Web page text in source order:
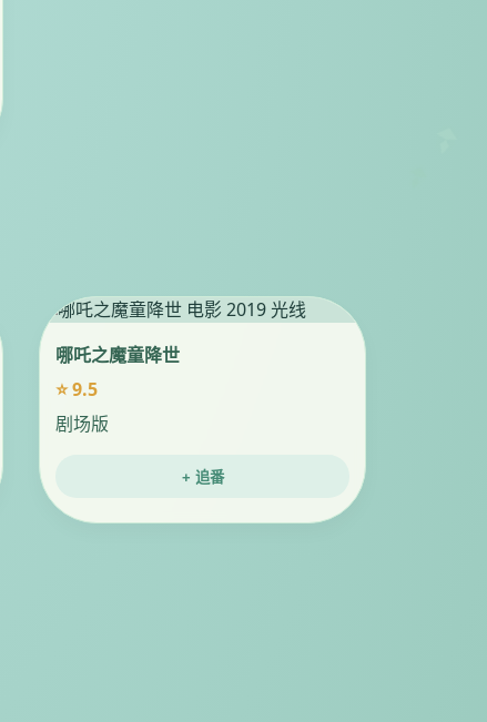
哪吒之魔童降世
⭐ 9.5
剧场版
+ 追番